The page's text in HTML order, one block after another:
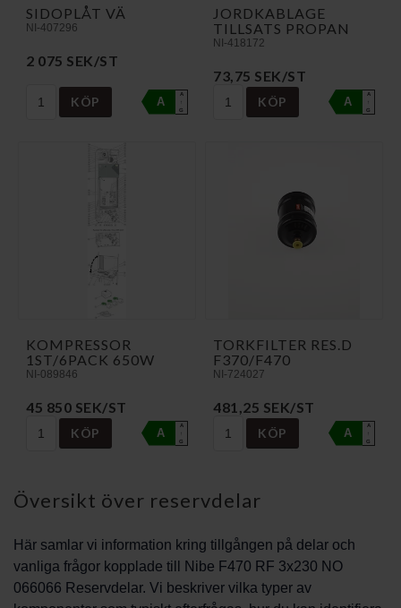
SIDOPLÅT VÄ
NI-407296
2 075 SEK/ST
KÖP A
A
↑
G
JORDKABLAGE
TILLSATS PROPAN
NI-418172
73,75 SEK/ST
KÖP A
A
↑
G
KOMPRESSOR
1ST/6PACK 650W
NI-089846
45 850 SEK/ST
KÖP A
A
↑
G
TORKFILTER RES.D
F370/F470
NI-724027
481,25 SEK/ST
KÖP A
A
↑
G
Översikt över reservdelar
Här samlar vi information kring tillgången på delar och
vanliga frågor kopplade till Nibe F470 RF 3x230 NO
066066 Reservdelar. Vi beskriver vilka typer av